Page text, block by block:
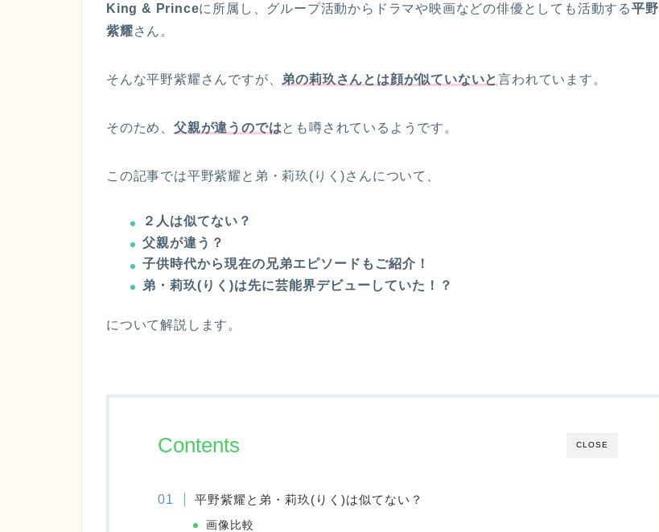
King & Princeに所属し、グループ活動からドラマや映画などの俳優としても活動する平野
紫耀さん。
そんな平野紫耀さんですが、 弟の莉玖さんとは顔が似ていないと言われています。
そのため、 父親が違うのではとも噂されているようです。
この記事では平野紫耀と弟・莉玖(りく)さんについて、
２人は似てない？
父親が違う？
子供時代から現在の兄弟エピソードもご紹介！
弟・莉玖(りく)は先に芸能界デビューしていた！？
について解説します。
CLOSE
Contents
平野紫耀と弟・莉玖(りく)は似てない？
画像比較